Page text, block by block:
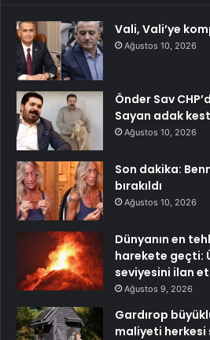
Vali, Vali’ye
Ağustos 10, 2026
Önder Sav
Sayan adak
Ağustos 10, 2026
Son dakika:
bırakıldı
Ağustos 10, 2026
Dünyanın en
harekete geçti:
seviyesini ilan
Ağustos 9, 2026
Gardırop
maliyeti herkesi